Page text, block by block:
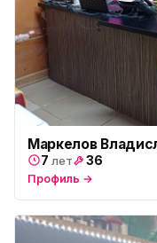
ю
Юмедиа
ул. Белы
ю
Юмедиа в
ул.
ю ул. Тверская
Маркелов
7 лет 36
Профиль →